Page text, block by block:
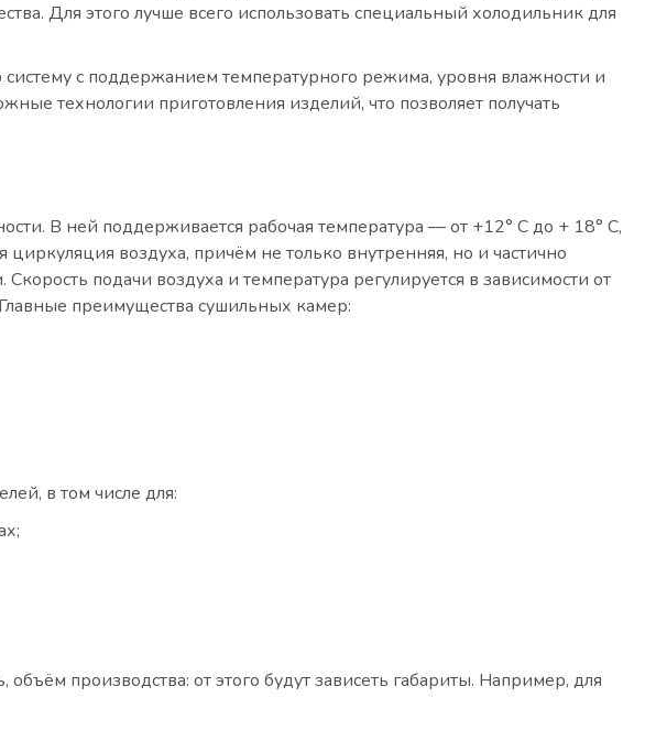
Для этого лучше всего использовать специальный холодильник для
с поддержанием температурного режима, уровня влажности и
технологии приготовления изделий, что позволяет получать
В ней поддерживается рабочая температура — от +12° C до + 18° С,
циркуляция воздуха, причём не только внутренняя, но и частично
подачи воздуха и температура регулируется в зависимости от
преимущества сушильных камер:
в том числе для:
производства: от этого будут зависеть габариты. Например, для